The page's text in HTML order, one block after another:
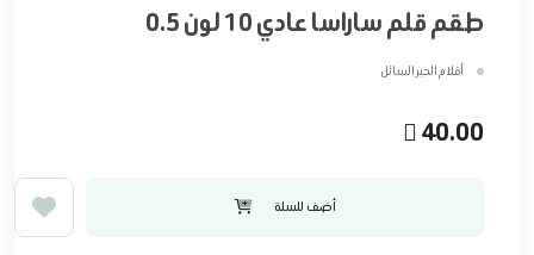
طقم قلم ساراسا عادي 10 لون 0.5
أقلام الحبر السائل
40.00
أضف للسلة